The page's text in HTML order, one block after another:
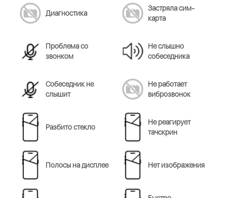
Диагностика
Застряла сим-
карта
Проблема со
звонком
Не слышно
собеседника
Cобеседник не
слышит
Не работает
виброзвонок
Разбито стекло
Не реагирует
тачскрин
Полосы на дисплее Нет изображения